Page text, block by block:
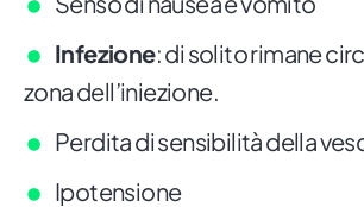
Infezione: di solito rimane
zona dell’iniezione.
Perdita di sensibilità della
Ipotensione